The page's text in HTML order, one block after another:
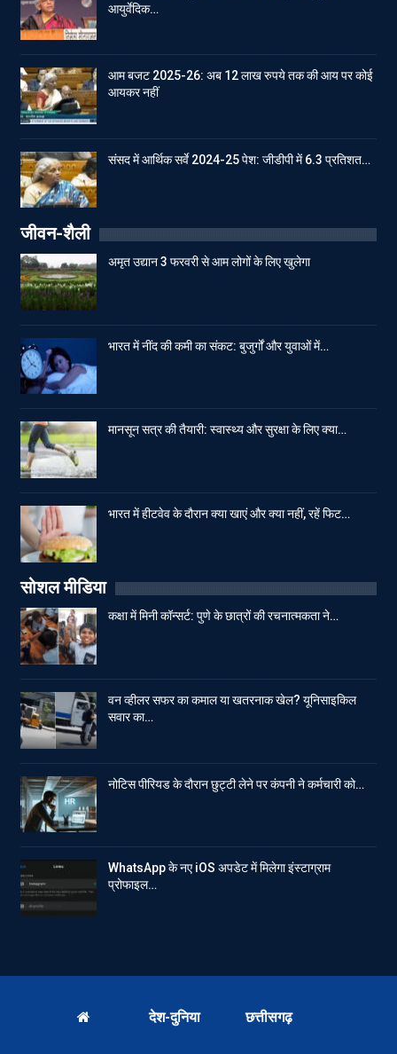
आयुर्वेदिक…
आम बजट 2025-26: अब 12 लाख रुपये तक की आय पर कोई
आयकर नहीं
संसद में आर्थिक सर्वे 2024-25 पेश: जीडीपी में 6.3 प्रतिशत…
जीवन-शैली
अमृत उद्यान 3 फरवरी से आम लोगों के लिए खुलेगा
भारत में नींद की कमी का संकट: बुजुर्गों और युवाओं में…
मानसून सत्र की तैयारी: स्वास्थ्य और सुरक्षा के लिए क्या…
भारत में हीटवेव के दौरान क्या खाएं और क्या नहीं, रहें फिट…
सोशल मीडिया
कक्षा में मिनी कॉन्सर्ट: पुणे के छात्रों की रचनात्मकता ने…
वन व्हीलर सफर का कमाल या खतरनाक खेल? यूनिसाइकिल
सवार का…
नोटिस पीरियड के दौरान छुट्टी लेने पर कंपनी ने कर्मचारी को…
WhatsApp के नए iOS अपडेट में मिलेगा इंस्टाग्राम
प्रोफाइल…
देश-दुनिया छत्तीसगढ़